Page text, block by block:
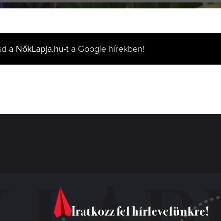
a NőkLapja.hu-t a Google hírekben!
Iratkozz fel hírlevelünkre!